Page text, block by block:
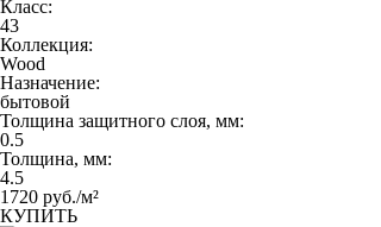
Класс:
43
Коллекция:
Wood
Назначение:
бытовой
Толщина защитного слоя, мм:
0.5
Толщина, мм:
4.5
1720 руб./м²
КУПИТЬ